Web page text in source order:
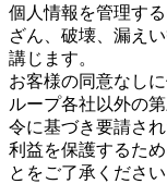
個人情報を管理す
ざん、破壊、漏え
講じます。
お客様の同意なし
ループ各社以外の
令に基づき要請さ
利益を保護するた
とをご了承ください